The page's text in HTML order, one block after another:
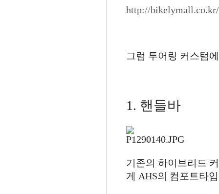
http://
그럼 투어링 커스텀
1. 핸들바
기존의 하이브리드
게 AHS의 컴포트타